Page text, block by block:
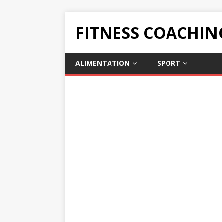
FITNESS
ALIMENTATION SPORT